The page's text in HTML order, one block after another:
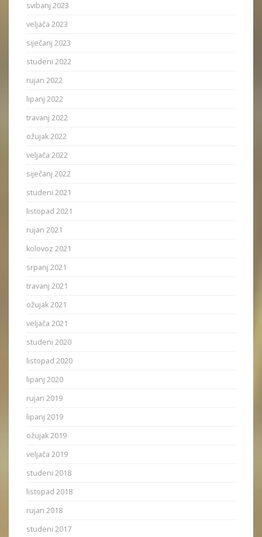
svibanj 2023
veljača 2023
siječanj 2023
studeni 2022
rujan 2022
lipanj 2022
travanj 2022
ožujak 2022
veljača 2022
siječanj 2022
studeni 2021
listopad 2021
rujan 2021
kolovoz 2021
srpanj 2021
travanj 2021
ožujak 2021
veljača 2021
studeni 2020
listopad 2020
lipanj 2020
rujan 2019
lipanj 2019
ožujak 2019
veljača 2019
studeni 2018
listopad 2018
rujan 2018
studeni 2017